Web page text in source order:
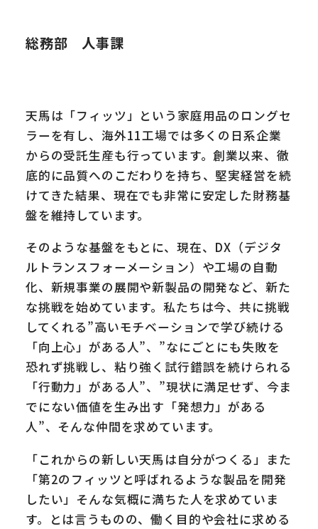
総務部 人事課
天馬は「フィッツ」という家庭用品のロングセ
ラーを有し、海外11工場では多くの日系企業
からの受託生産も行っています。創業以来、徹
底的に品質へのこだわりを持ち、堅実経営を続
けてきた結果、現在でも非常に安定した財務基
盤を維持しています。
そのような基盤をもとに、現在、DX（デジタ
ルトランスフォーメーション）や工場の自動
化、新規事業の展開や新製品の開発など、新た
な挑戦を始めています。私たちは今、共に挑戦
してくれる”高いモチベーションで学び続ける
「向上心」がある人”、”なにごとにも失敗を
恐れず挑戦し、粘り強く試行錯誤を続けられる
「行動力」がある人”、”現状に満足せず、今ま
でにない価値を生み出す「発想力」がある
人”、そんな仲間を求めています。
「これからの新しい天馬は自分がつくる」また
「第2のフィッツと呼ばれるような製品を開発
したい」そんな気概に満ちた人を求めていま
す。とは言うものの、働く目的や会社に求める